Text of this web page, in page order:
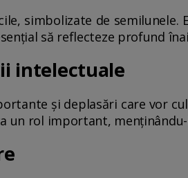
simbolizate de semilunele.
să reflecteze profund
intelectuale
și deplasări care vor
un rol important,